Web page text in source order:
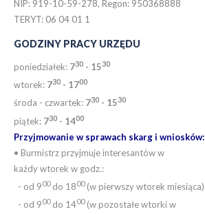
NIP: 919-10-59-278, Regon: 950368888
TERYT: 06 04 01 1
GODZINY PRACY URZĘDU
poniedziałek: 730 - 1530
wtorek: 730 - 1700
środa - czwartek: 730 - 1530
piątek: 730 - 1400
Przyjmowanie w sprawach skarg i wniosków:
• Burmistrz przyjmuje interesantów w
każdy wtorek w godz.:
- od 900do 1800(w pierwszy wtorek miesiąca)
- od 900do 1400(w pozostałe wtorki w